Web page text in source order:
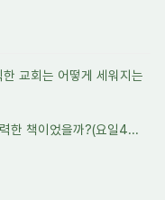
교회는 어떻게 세워지는
한 책이었을까?(요일4...